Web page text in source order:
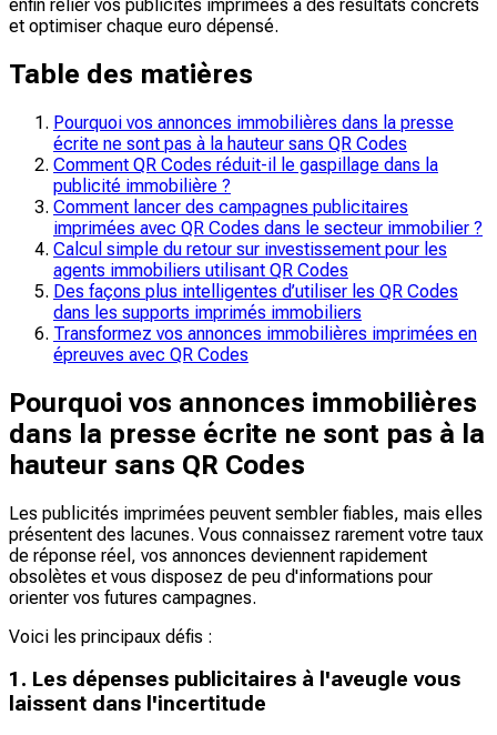
enfin relier vos publicités imprimées à des résultats concrets
et optimiser chaque euro dépensé.
Table des matières
Pourquoi vos annonces immobilières dans la presse
écrite ne sont pas à la hauteur sans QR Codes
Comment QR Codes réduit-il le gaspillage dans la
publicité immobilière ?
Comment lancer des campagnes publicitaires
imprimées avec QR Codes dans le secteur immobilier ?
Calcul simple du retour sur investissement pour les
agents immobiliers utilisant QR Codes
Des façons plus intelligentes d’utiliser les QR Codes
dans les supports imprimés immobiliers
Transformez vos annonces immobilières imprimées en
épreuves avec QR Codes
Pourquoi vos annonces immobilières
dans la presse écrite ne sont pas à la
hauteur sans QR Codes
Les publicités imprimées peuvent sembler fiables, mais elles
présentent des lacunes. Vous connaissez rarement votre taux
de réponse réel, vos annonces deviennent rapidement
obsolètes et vous disposez de peu d'informations pour
orienter vos futures campagnes.
Voici les principaux défis :
1. Les dépenses publicitaires à l'aveugle vous
laissent dans l'incertitude